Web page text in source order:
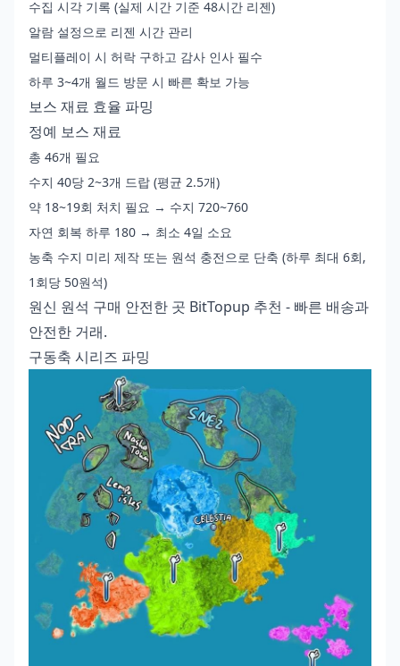
수집 시각 기록 (실제 시간 기준 48시간 리젠)
알람 설정으로 리젠 시간 관리
멀티플레이 시 허락 구하고 감사 인사 필수
하루 3~4개 월드 방문 시 빠른 확보 가능
보스 재료 효율 파밍
정예 보스 재료
총 46개 필요
수지 40당 2~3개 드랍 (평균 2.5개)
약 18~19회 처치 필요 → 수지 720~760
자연 회복 하루 180 → 최소 4일 소요
농축 수지 미리 제작 또는 원석 충전으로 단축 (하루 최대 6회,
1회당 50원석)
원신 원석 구매 안전한 곳 BitTopup 추천 - 빠른 배송과
안전한 거래.
구동축 시리즈 파밍